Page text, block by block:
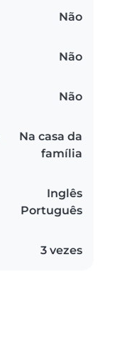
Não
Não
Não
Na casa da
família
Inglês
Português
3 vezes